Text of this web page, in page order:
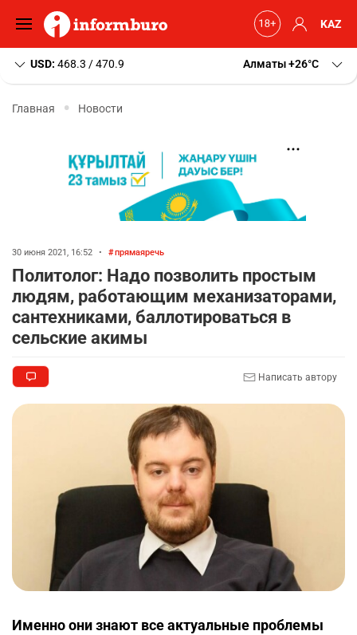
KAZ
USD: 468.3 / 470.9 Алматы+26 C
Главная Новости
30 июня 2021, 16:52 • прямаяречь
Политолог: Надо позволить простым
людям, работающим механизаторами,
сантехниками, баллотироваться в
сельские акимы
Написать автору
Именно они знают все актуальные проблемы